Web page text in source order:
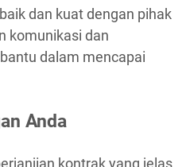
dan kuat dengan pihak
komunikasi dan
dalam mencapai
Anda
kontrak yang jelas